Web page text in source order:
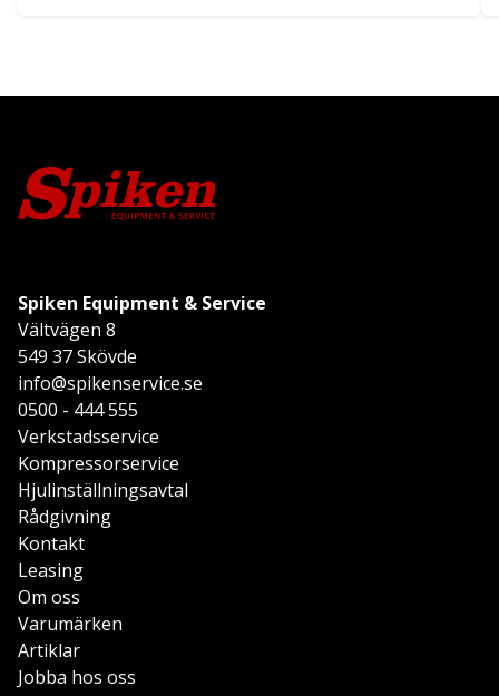
Spiken Equipment & Service
Vältvägen 8
549 37 Skövde
info@spikenservice.se
0500 - 444 555
Verkstadsservice
Kompressorservice
Hjulinställningsavtal
Rådgivning
Kontakt
Leasing
Om oss
Varumärken
Artiklar
Jobba hos oss